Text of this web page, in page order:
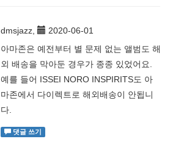
dmsjazz,
2020-06-01
아마존은 예전부터 별 문제 없는 앨범도 해
외 배송을 막아둔 경우가 종종 있었어요.
예를 들어 ISSEI NORO INSPIRITS도 아
마존에서 다이렉트로 해외배송이 안됩니
다.
댓글 쓰기